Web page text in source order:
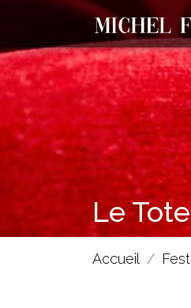
Le
Accueil